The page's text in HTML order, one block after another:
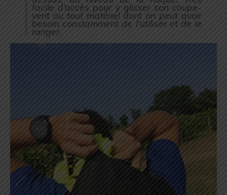
facile d’accès pour y glisser son coupe-
vent ou tout matériel dont on peut avoir
besoin constamment de l’utiliser et de le
ranger.